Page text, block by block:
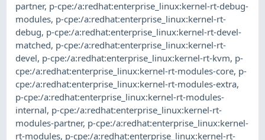
partner, p-cpe:/a:redhat:enterprise_linux:kernel-rt-debug-
modules, p-cpe:/a:redhat:enterprise_linux:kernel-rt-
debug, p-cpe:/a:redhat:enterprise_linux:kernel-rt-devel-
matched, p-cpe:/a:redhat:enterprise_linux:kernel-rt-
devel, p-cpe:/a:redhat:enterprise_linux:kernel-rt-kvm, p-
cpe:/a:redhat:enterprise_linux:kernel-rt-modules-core, p-
cpe:/a:redhat:enterprise_linux:kernel-rt-modules-extra,
p-cpe:/a:redhat:enterprise_linux:kernel-rt-modules-
internal, p-cpe:/a:redhat:enterprise_linux:kernel-rt-
modules-partner, p-cpe:/a:redhat:enterprise_linux:kernel-
rt-modules, p-cpe:/a:redhat:enterprise_linux:kernel-rt-